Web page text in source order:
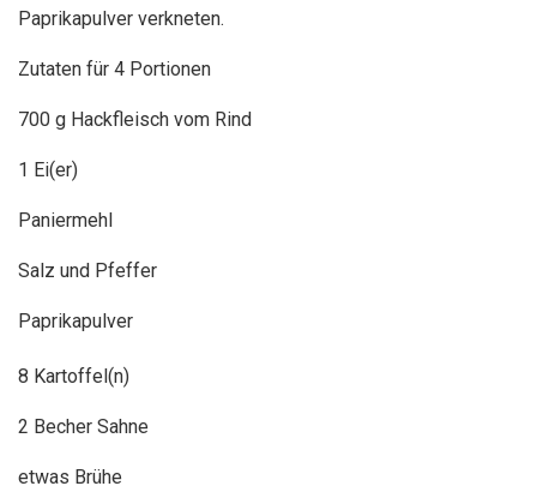
Paprikapulver verkneten.
Zutaten für 4 Portionen
700 g Hackfleisch vom Rind
1 Ei(er)
Paniermehl
Salz und Pfeffer
Paprikapulver
8 Kartoffel(n)
2 Becher Sahne
etwas Brühe